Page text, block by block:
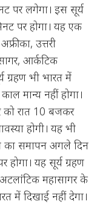
पर लगेगा। इस सूर्य
पर होगा। यह एक
उत्तरी
आर्कटिक
ग्रहण भी भारत में
मान्य नहीं होगा।
को रात 10 बजकर
होगी। यह भी
का समापन अगले दिन
यह सूर्य ग्रहण
अटलांटिक महासागर के
में दिखाई नहीं देगा।